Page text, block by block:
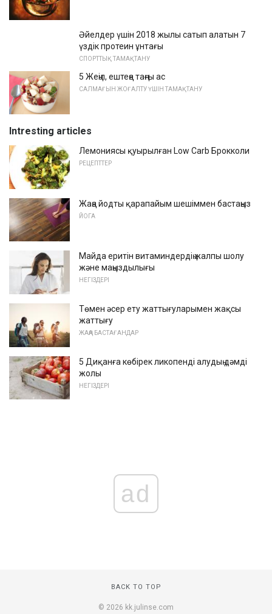
Әйелдер үшін 2018 жылы сатып алатын 7
үздік протеин ұнтағы
СПОРТТЫҚ ТАМАҚТАНУ
5 Жеңіл, ештеңе таңғы ас
САЛМАҒЫН ЖОҒАЛТУ ҮШІН ТАМАҚТАНУ
Intresting articles
Лемониясы қуырылған Low Carb Брокколи
РЕЦЕПТТЕР
Жаңа йодты қарапайым шешіммен бастаңыз
ЙОГА
Майда еритін витаминдердің жалпы шолу
және маңыздылығы
НЕГІЗДЕРІ
Төмен әсер ету жаттығуларымен жақсы
жаттығу
ЖАҢА БАСТАҒАНДАР
5 Диқанға көбірек ликопенді алудың дәмді
жолы
НЕГІЗДЕРІ
ad
BACK TO TOP
© 2026 kk.julinse.com